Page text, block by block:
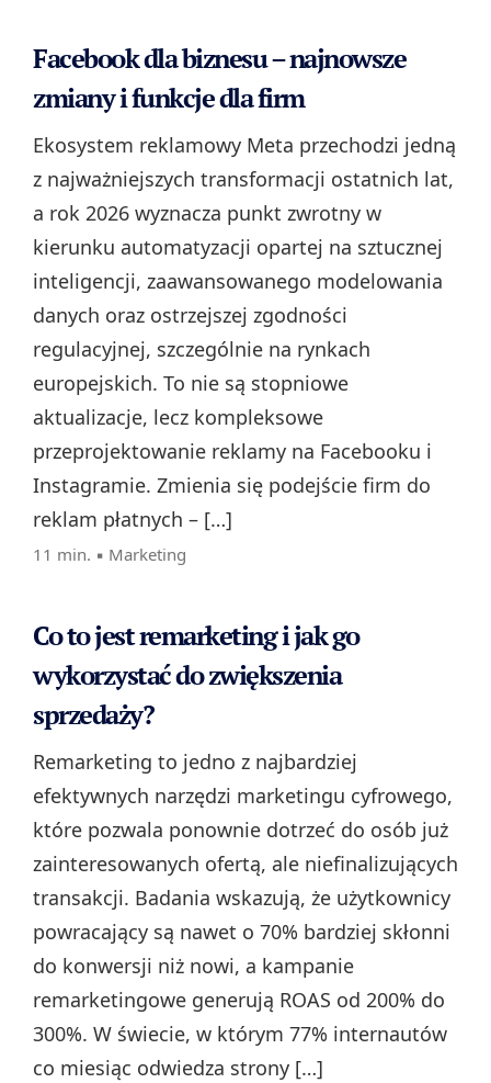
Facebook dla biznesu – najnowsze
zmiany i funkcje dla firm
Ekosystem reklamowy Meta przechodzi jedną
z najważniejszych transformacji ostatnich lat,
a rok 2026 wyznacza punkt zwrotny w
kierunku automatyzacji opartej na sztucznej
inteligencji, zaawansowanego modelowania
danych oraz ostrzejszej zgodności
regulacyjnej, szczególnie na rynkach
europejskich. To nie są stopniowe
aktualizacje, lecz kompleksowe
przeprojektowanie reklamy na Facebooku i
Instagramie. Zmienia się podejście firm do
reklam płatnych – […]
11 min. ▪ Marketing
Co to jest remarketing i jak go
wykorzystać do zwiększenia
sprzedaży?
Remarketing to jedno z najbardziej
efektywnych narzędzi marketingu cyfrowego,
które pozwala ponownie dotrzeć do osób już
zainteresowanych ofertą, ale niefinalizujących
transakcji. Badania wskazują, że użytkownicy
powracający są nawet o 70% bardziej skłonni
do konwersji niż nowi, a kampanie
remarketingowe generują ROAS od 200% do
300%. W świecie, w którym 77% internautów
co miesiąc odwiedza strony […]